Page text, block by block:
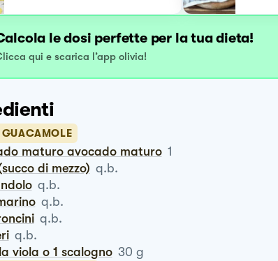
le dosi perfette per la tua dieta!
qui e scarica l’app olivia!
GUACAMOLE
maturo avocado maturo 1
di mezzo) q.b.
q.b.
q.b.
q.b.
q.b.
viola o 1 scalogno 30 g